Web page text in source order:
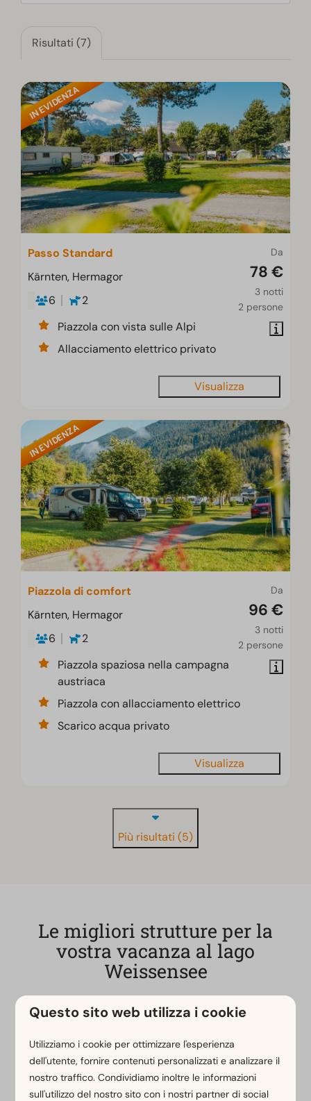
Risultati (7)
IN EVIDENZA
Da
78 €
3 notti
2 persone
Passo Standard
Kärnten, Hermagor
6
2
Piazzola con vista sulle Alpi
Allacciamento elettrico privato
Visualizza
IN EVIDENZA
Da
96 €
3 notti
2 persone
Piazzola di comfort
Kärnten, Hermagor
6
2
Piazzola spaziosa nella campagna
austriaca
Piazzola con allacciamento elettrico
Scarico acqua privato
Visualizza
Più risultati (5)
Le migliori strutture per la
vostra vacanza al lago
Weissensee
Non annoiatevi nemmeno per un momento durante il
vostro soggiorno nel nostro campeggio al
Weissensee. Godetevi la piscina interna riscaldata,
la rinfrescante piscina all'aperto, la zona sauna o il
nostrolaghetto naturale. Per i bambini, l'area
giochi, il parco giochi e lo zoo offrono un
Questo sito web utilizza i cookie
Utilizziamo i cookie per ottimizzare l'esperienza
dell'utente, fornire contenuti personalizzati e analizzare il
nostro traffico. Condividiamo inoltre le informazioni
sull'utilizzo del nostro sito con i nostri partner di social